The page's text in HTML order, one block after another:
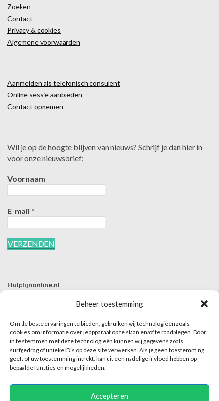
Beheer toestemming
Om de beste ervaringen te bieden, gebruiken wij technologieën zoals
cookies om informatie over je apparaat op te slaan en/of te raadplegen. Door
in te stemmen met deze technologieën kunnen wij gegevens zoals
surfgedrag of unieke ID's op deze site verwerken. Als je geen toestemming
geeft of uw toestemming intrekt, kan dit een nadelige invloed hebben op
bepaalde functies en mogelijkheden.
Accepteren
Zoeken
Contact
Privacy & cookies
Algemene voorwaarden
Aanmelden als telefonisch consulent
Online sessie aanbieden
Contact opnemen
Wil je op de hoogte blijven van nieuws? Schrijf je dan hier in
voor onze nieuwsbrief:
Voornaam
E-mail *
Hulplijnonline.nl
E | info@hulplijnonline.nl
Contactformulier
Over Hulplijnonline.nl
Het team van Hulplijnonline.nl